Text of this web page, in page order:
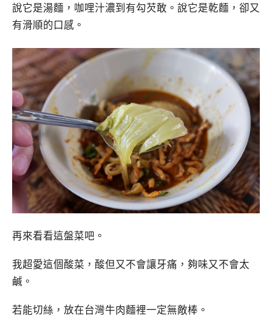
說它是湯麵，咖哩汁濃到有勾芡敢。說它是乾麵，卻又
有滑順的口感。
再來看看這盤菜吧。
我超愛這個酸菜，酸但又不會讓牙痛，夠味又不會太
鹹。
若能切絲，放在台灣牛肉麵裡一定無敵棒。